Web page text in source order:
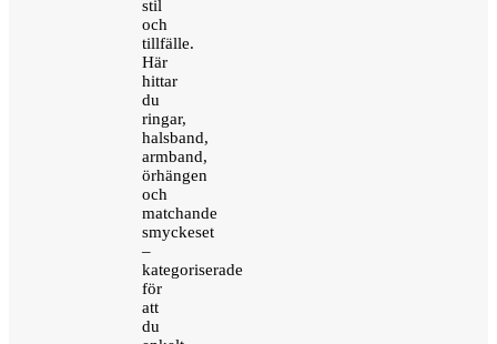
stil
och
tillfälle.
Här
hittar
du
ringar,
halsband,
armband,
örhängen
och
matchande
smyckeset
–
kategoriserade
för
att
du